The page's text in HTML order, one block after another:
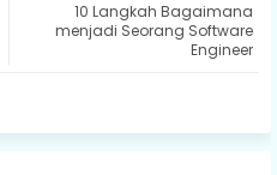
ats10 Langkah Bagaimana
menjadi Seorang Software
Engineer